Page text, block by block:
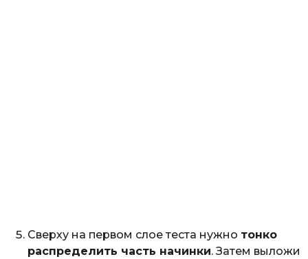
Сверху на первом слое теста нужно тонко
распределить часть начинки. Затем выложи